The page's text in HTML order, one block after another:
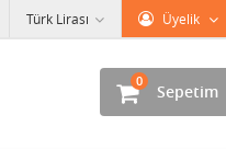
Üyelik
Türk Lirası
Sepetim
0